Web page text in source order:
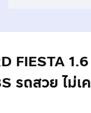
FIESTA
รถสวย ไม่